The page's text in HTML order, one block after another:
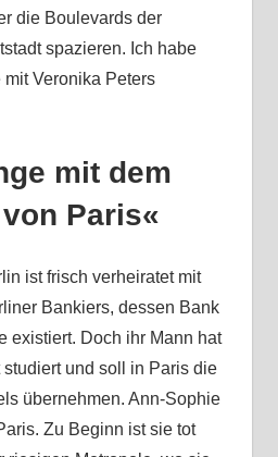
die Boulevards der
spazieren. Ich habe
Veronika Peters
mit dem
Paris«
ist frisch verheiratet mit
Bankiers, dessen Bank
existiert. Doch ihr Mann hat
und soll in Paris die
übernehmen. Ann-Sophie
Zu Beginn ist sie tot